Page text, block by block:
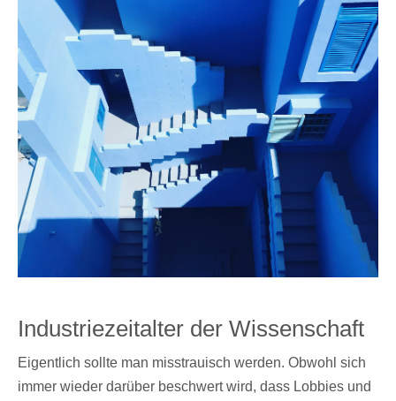
Industriezeitalter der Wissenschaft
Eigentlich sollte man misstrauisch werden. Obwohl sich
immer wieder darüber beschwert wird, dass Lobbies und